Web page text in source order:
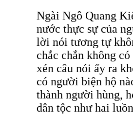
Ngài Ngô Quang
nước thực sự của
lời nói tương tự
chắc chắn không
xén câu nói ấy ra
có người biện hộ
thành người hùng,
dân tộc như hai